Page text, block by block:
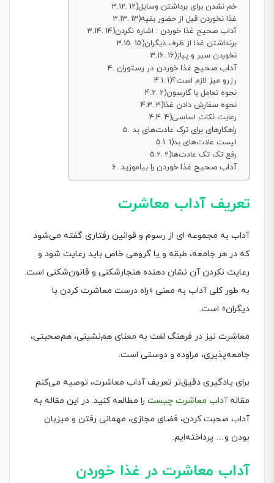
12)خم نشدن برای برداشتن وسایل
13)غذا نخوردن قبل از حضور بقیه
14)آداب صحیح غذا خوردن : اشاره نکردن
15)برنداشتن غذا از ظرف دیگران
16)نخوردن سیر و پیاز
آداب صحیح غذا خوردن در رستوران
1)رزرو میز لازم است؟
2)نحوه تعامل با گارسون
3)نحوه سفارش دادن غذا
4)رعایت نکات اساسی
راهکارهای برای ترک عادت‌های بد
1)لیست عادت‌های بد
2)رفع تک تک عادت‌ها
آداب صحیح غذا خوردن را بیاموزید
تعریف آداب معاشرت
آداب به مجموعه ای از رسوم و قوانین رفتاری گفته می‌شود
که در هر جامعه، طبقه و یا گروهی خاص باید رعایت شود و
رعایت نکردن آن نشان دهنده هنجارشکنی و قانون‌شکنی است.
به طور کلی آداب به معنی «راه درست معاشرت کردن با
دیگران» است.
معاشرت نیز در فرهنگ لغت به معنای هم‌نشینی، هم‌صحبتی،
جامعه‌پذیری، مراوده و دوستی است.
برای یادگیری دقیق‌تر تعریف آداب معاشرت، توصیه می‌کنم
مقالهآداب معاشرت چیست را مطالعه کنید. در این مقاله به
آداب صحبت کردن، فضای مجازی، مهمانی رفتن و میزبان
بودن و… پرداخته‌ایم.
آداب معاشرت در غذا خوردن